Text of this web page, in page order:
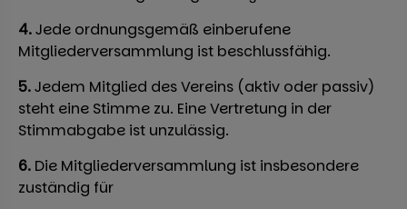
4.Jede ordnungsgemäß einberufene
Mitgliederversammlung ist beschlussfähig.
5.Jedem Mitglied des Vereins (aktiv oder passiv)
steht eine Stimme zu. Eine Vertretung in der
Stimmabgabe ist unzulässig.
6. Die Mitgliederversammlung ist insbesondere
zuständig für